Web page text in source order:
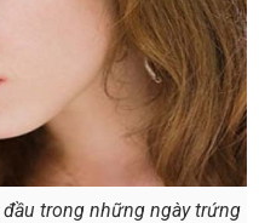
trong những ngày trứng